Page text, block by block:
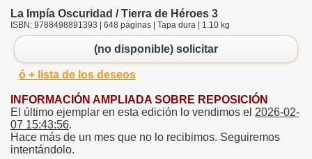
La Impía Oscuridad / Tierra de Héroes 3
ISBN: 9788498891393 | 648 páginas | Tapa dura | 1.10 kg
(no disponible) solicitar
ó + lista de los deseos
INFORMACIÓN AMPLIADA SOBRE REPOSICIÓN
El último ejemplar en esta edición lo vendimos el 2026-02-
07 15:43:56.
Hace más de un mes que no lo recibimos. Seguiremos
intentándolo.